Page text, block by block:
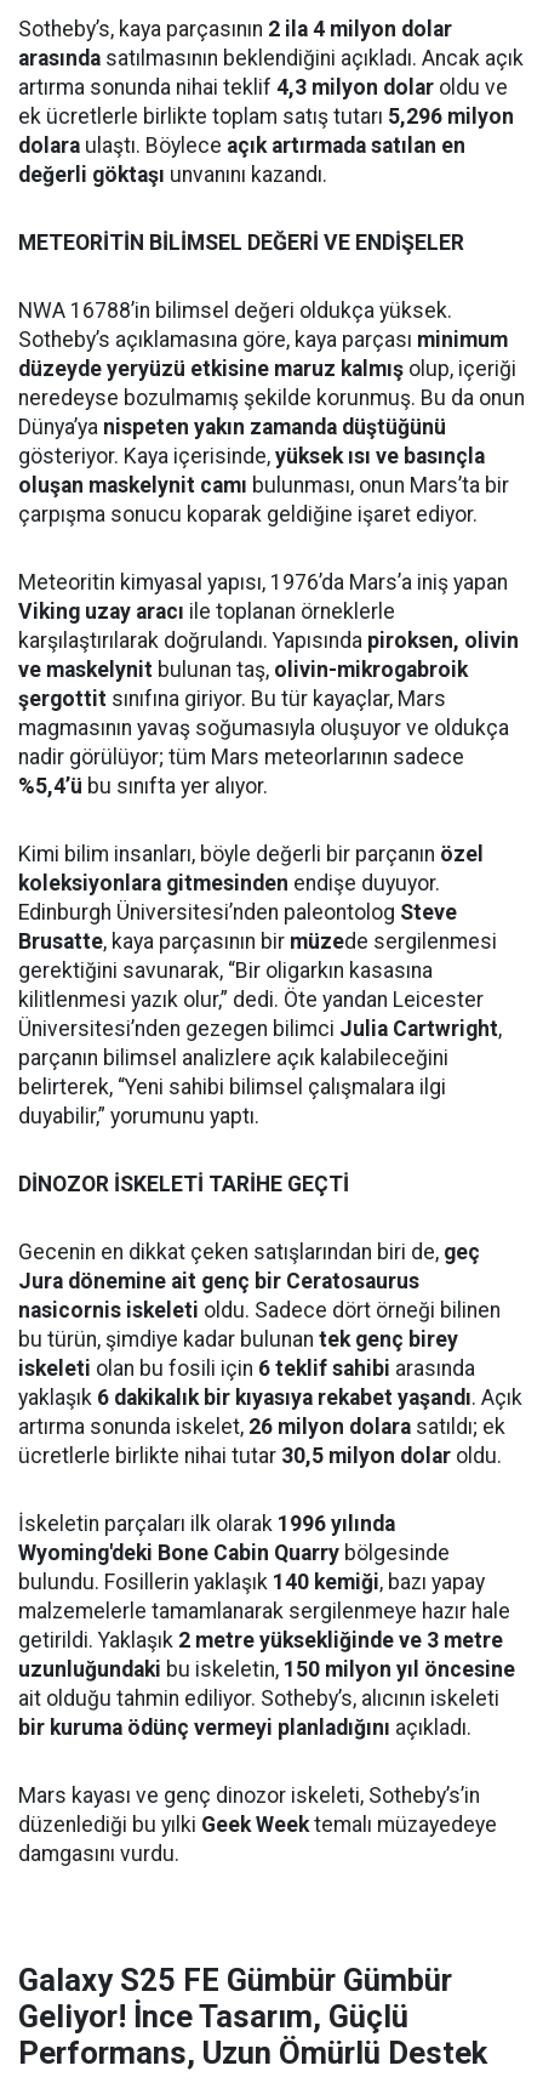
Sotheby’s, kaya parçasının 2 ila 4 milyon dolar
arasında satılmasının beklendiğini açıkladı. Ancak açık
artırma sonunda nihai teklif 4,3 milyon dolar oldu ve
ek ücretlerle birlikte toplam satış tutarı 5,296 milyon
dolara ulaştı. Böylece açık artırmada satılan en
değerli göktaşı unvanını kazandı.
METEORİTİN BİLİMSEL DEĞERİ VE ENDİŞELER
NWA 16788’in bilimsel değeri oldukça yüksek.
Sotheby’s açıklamasına göre, kaya parçası minimum
düzeyde yeryüzü etkisine maruz kalmış olup, içeriği
neredeyse bozulmamış şekilde korunmuş. Bu da onun
Dünya’ya nispeten yakın zamanda düştüğünü
gösteriyor. Kaya içerisinde, yüksek ısı ve basınçla
oluşan maskelynit camı bulunması, onun Mars’ta bir
çarpışma sonucu koparak geldiğine işaret ediyor.
Meteoritin kimyasal yapısı, 1976’da Mars’a iniş yapan
Viking uzay aracı ile toplanan örneklerle
karşılaştırılarak doğrulandı. Yapısında piroksen, olivin
ve maskelynit bulunan taş, olivin-mikrogabroik
şergottit sınıfına giriyor. Bu tür kayaçlar, Mars
magmasının yavaş soğumasıyla oluşuyor ve oldukça
nadir görülüyor; tüm Mars meteorlarının sadece
%5,4’ü bu sınıfta yer alıyor.
Kimi bilim insanları, böyle değerli bir parçanın özel
koleksiyonlara gitmesinden endişe duyuyor.
Edinburgh Üniversitesi’nden paleontolog Steve
Brusatte, kaya parçasının bir müzede sergilenmesi
gerektiğini savunarak, “Bir oligarkın kasasına
kilitlenmesi yazık olur,” dedi. Öte yandan Leicester
Üniversitesi’nden gezegen bilimci Julia Cartwright,
parçanın bilimsel analizlere açık kalabileceğini
belirterek, “Yeni sahibi bilimsel çalışmalara ilgi
duyabilir,” yorumunu yaptı.
DİNOZOR İSKELETİ TARİHE GEÇTİ
Gecenin en dikkat çeken satışlarından biri de, geç
Jura dönemine ait genç bir Ceratosaurus
nasicornis iskeleti oldu. Sadece dört örneği bilinen
bu türün, şimdiye kadar bulunan tek genç birey
iskeleti olan bu fosili için 6 teklif sahibi arasında
yaklaşık 6 dakikalık bir kıyasıya rekabet yaşandı. Açık
artırma sonunda iskelet, 26 milyon dolara satıldı; ek
ücretlerle birlikte nihai tutar 30,5 milyon dolar oldu.
İskeletin parçaları ilk olarak 1996 yılında
Wyoming'deki Bone Cabin Quarry bölgesinde
bulundu. Fosillerin yaklaşık 140 kemiği, bazı yapay
malzemelerle tamamlanarak sergilenmeye hazır hale
getirildi. Yaklaşık 2 metre yüksekliğinde ve 3 metre
uzunluğundaki bu iskeletin, 150 milyon yıl öncesine
ait olduğu tahmin ediliyor. Sotheby’s, alıcının iskeleti
bir kuruma ödünç vermeyi planladığını açıkladı.
Mars kayası ve genç dinozor iskeleti, Sotheby’s’in
düzenlediği bu yılki Geek Weektemalı müzayedeye
damgasını vurdu.
Galaxy S25 FE Gümbür Gümbür
Geliyor! İnce Tasarım, Güçlü
Performans, Uzun Ömürlü Destek